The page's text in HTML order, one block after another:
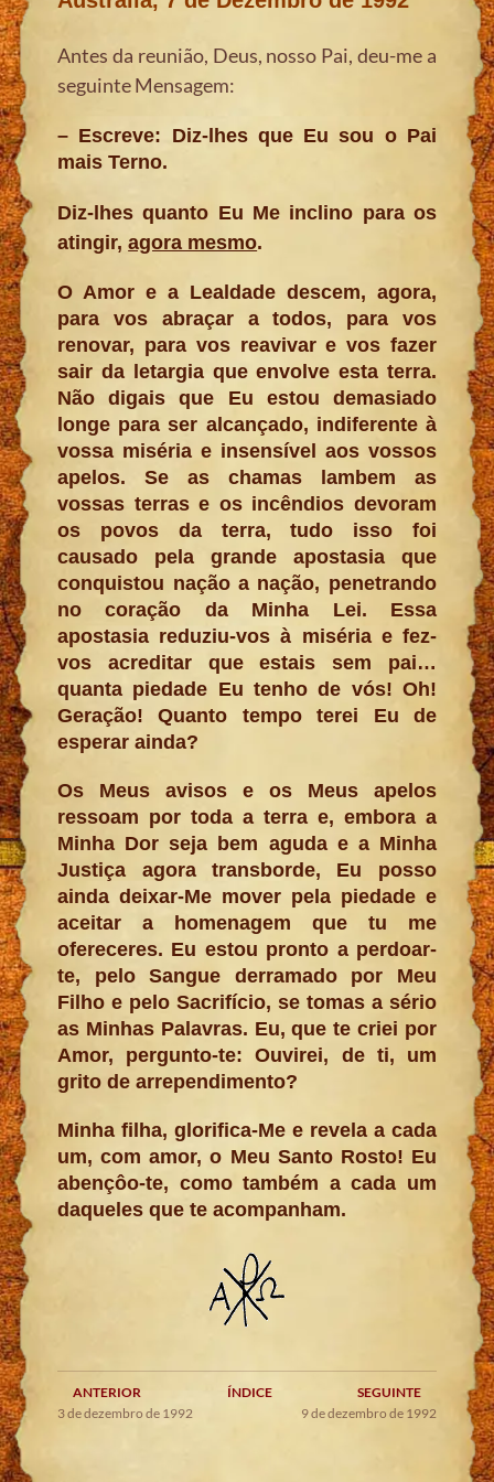
Antes da reunião, Deus, nosso Pai, deu-me a
seguinte Mensagem:
– Escreve: Diz-lhes que Eu sou o Pai
mais Terno.
Diz-lhes quanto Eu Me inclino para os
atingir,agora mesmo.
O Amor e a Lealdade descem, agora,
para vos abraçar a todos, para vos
renovar, para vos reavivar e vos fazer
sair da letargia que envolve esta terra.
Não digais que Eu estou demasiado
longe para ser alcançado, indiferente à
vossa miséria e insensível aos vossos
apelos. Se as chamas lambem as
vossas terras e os incêndios devoram
os povos da terra, tudo isso foi
causado pela grande apostasia que
conquistou nação a nação, penetrando
no coração da Minha Lei. Essa
apostasia reduziu-vos à miséria e fez-
vos acreditar que estais sem pai…
quanta piedade Eu tenho de vós! Oh!
Geração! Quanto tempo terei Eu de
esperar ainda?
Os Meus avisos e os Meus apelos
ressoam por toda a terra e, embora a
Minha Dor seja bem aguda e a Minha
Justiça agora transborde, Eu posso
ainda deixar-Me mover pela piedade e
aceitar a homenagem que tu me
ofereceres. Eu estou pronto a perdoar-
te, pelo Sangue derramado por Meu
Filho e pelo Sacrifício, se tomas a sério
as Minhas Palavras. Eu, que te criei por
Amor, pergunto-te: Ouvirei, de ti, um
grito de arrependimento?
Minha filha, glorifica-Me e revela a cada
um, com amor, o Meu Santo Rosto! Eu
abençôo-te, como também a cada um
daqueles que te acompanham.
ANTERIOR ÍNDICE
SEGUINTE
3 de dezembro de 1992
9 de dezembro de 1992